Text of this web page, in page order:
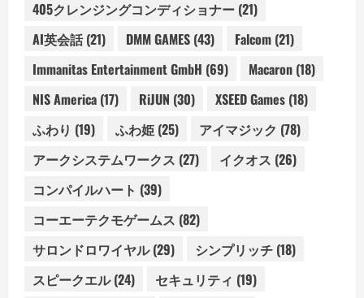
405クレンジングコンディショナー (21)
AI英会話(21) DMM GAMES (43) Falcom (21)
Immanitas Entertainment GmbH (69) Macaron (18)
NIS America (17) RiJUN (30) XSEED Games (18)
ふわり (19) ふわ姫 (25) アイマジック (78)
アークシステムワークス (27) イクオス (26)
コンパイルハート (39)
コーエーテクモゲームス (82)
サロンドロワイヤル(29) シンプリッチ (18)
スピークエル(24) セキュリティ (19)